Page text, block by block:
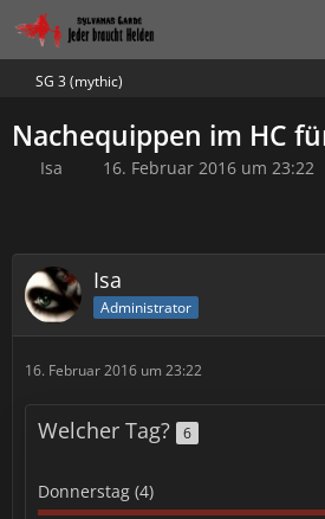
SG 3 (mythic)
Nachequippen im HC
Isa 16. Februar 2016 um 23:22
Isa
Administrator
16. Februar 2016 um 23:22
Welcher Tag? 6
Donnerstag (4)